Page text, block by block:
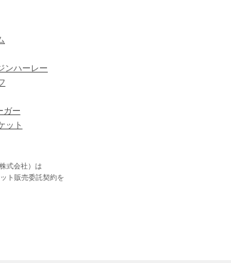
ンハーレー
ガー
ット
式会社）は
ト販売委託契約を